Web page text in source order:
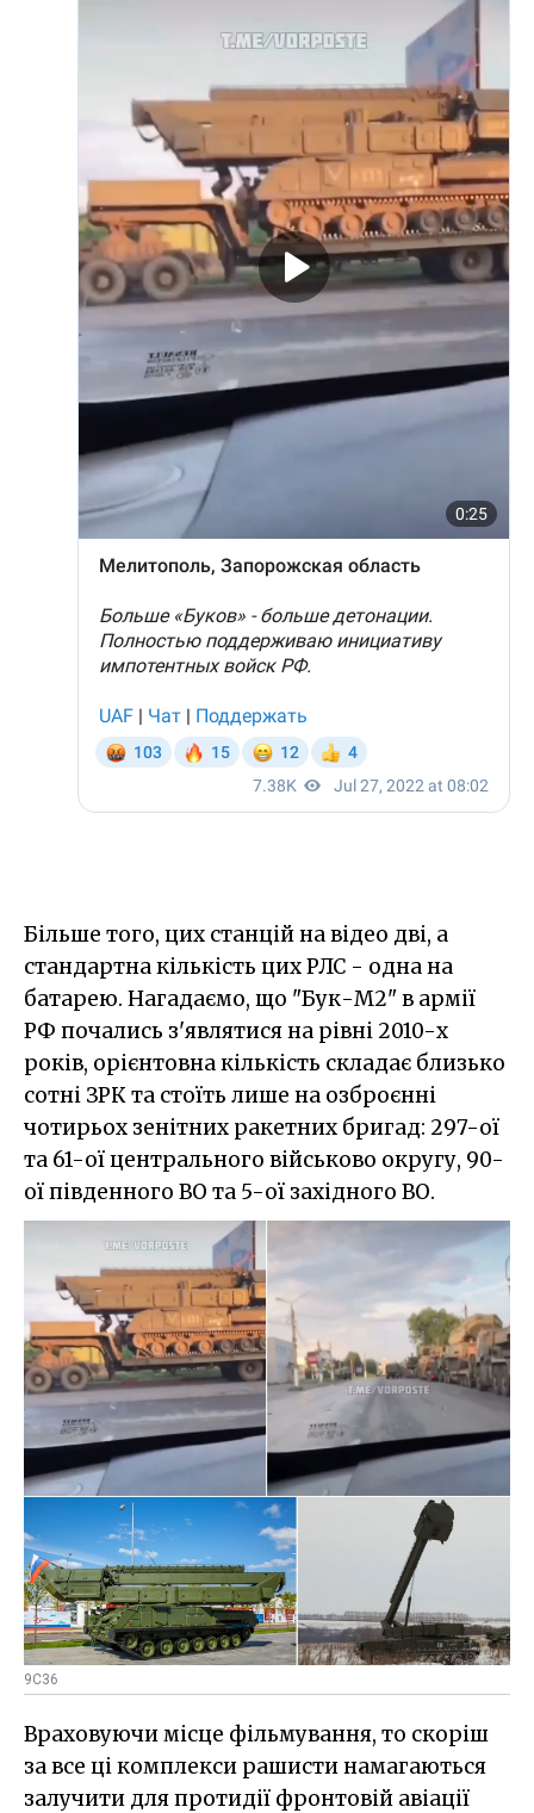
Більше того, цих станцій на відео дві, а
стандартна кількість цих РЛС - одна на
батарею. Нагадаємо, що "Бук-М2" в армії
РФ почались з'являтися на рівні 2010-х
років, орієнтовна кількість складає близько
сотні ЗРК та стоїть лише на озброєнні
чотирьох зенітних ракетних бригад: 297-ої
та 61-ої центрального військово округу, 90-
ої південного ВО та 5-ої західного ВО.
9С36
Враховуючи місце фільмування, то скоріш
за все ці комплекси рашисти намагаються
залучити для протидії фронтовій авіації